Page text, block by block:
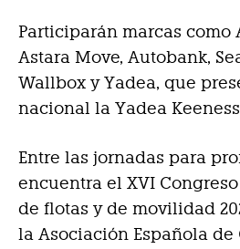
Participarán marcas como
Astara Move, Autobank,
Wallbox y Yadea, que
nacional la Yadea
Entre las jornadas para
encuentra el XVI
de flotas y de movilidad
la Asociación Española de